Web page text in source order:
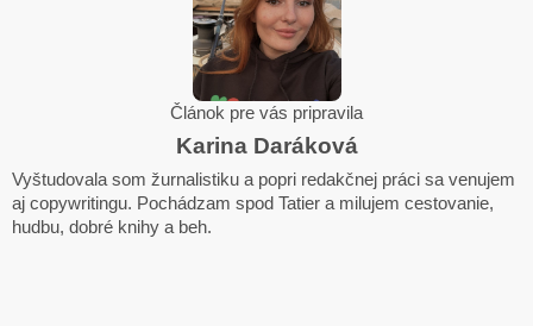
Článok pre vás pripravila
Karina Daráková
Vyštudovala som žurnalistiku a popri redakčnej práci sa venujem
aj copywritingu. Pochádzam spod Tatier a milujem cestovanie,
hudbu, dobré knihy a beh.